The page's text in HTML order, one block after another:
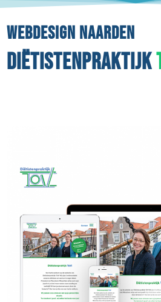
WEBDESIGN NAARDEN
DIËTISTENPRAKTIJK